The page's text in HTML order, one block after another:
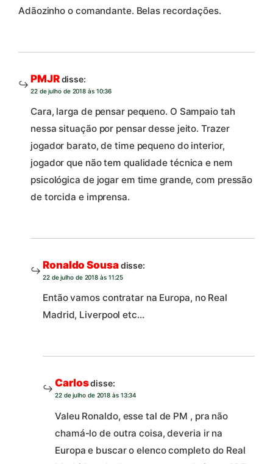
Adãozinho o comandante. Belas recordações.
PMJRdisse:
22 de julho de 2018 às 10:36
Cara, larga de pensar pequeno. O Sampaio tah
nessa situação por pensar desse jeito. Trazer
jogador barato, de time pequeno do interior,
jogador que não tem qualidade técnica e nem
psicológica de jogar em time grande, com pressão
de torcida e imprensa.
Ronaldo Sousadisse:
22 de julho de 2018 às 11:25
Então vamos contratar na Europa, no Real
Madrid, Liverpool etc…
Carlosdisse:
22 de julho de 2018 às 13:34
Valeu Ronaldo, esse tal de PM , pra não
chamá-lo de outra coisa, deveria ir na
Europa e buscar o elenco completo do Real